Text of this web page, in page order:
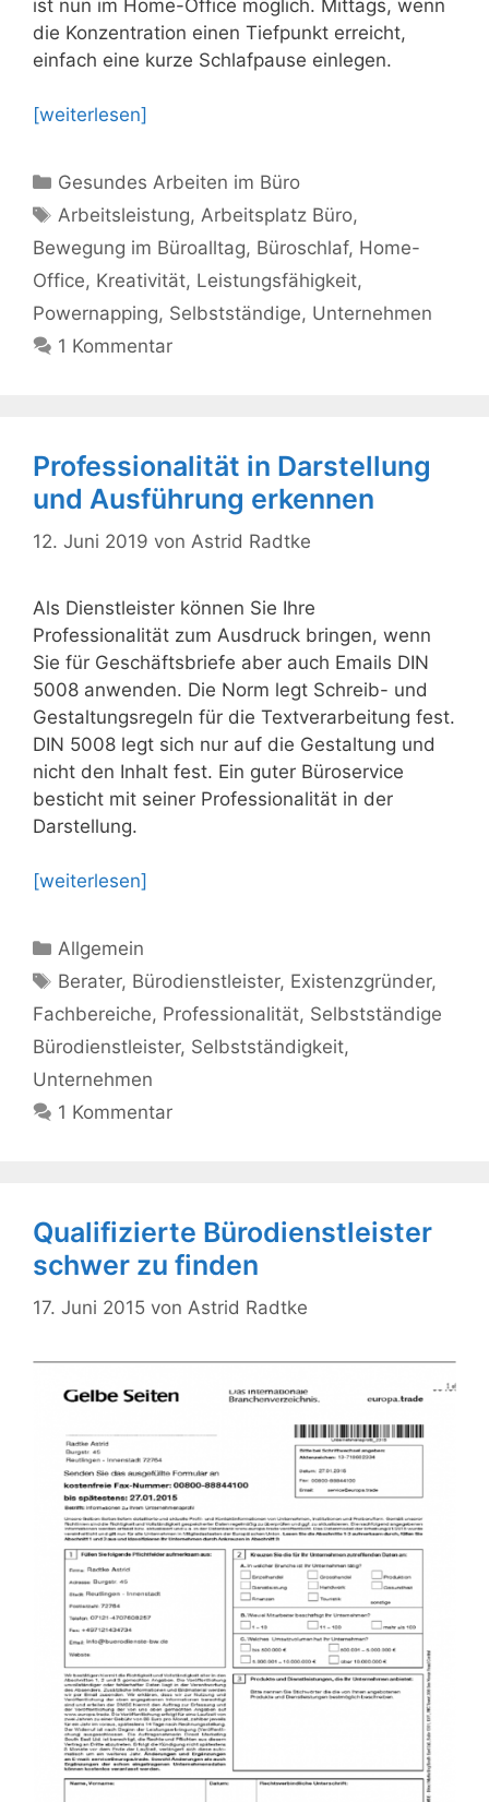
ist nun im Home-Office möglich. Mittags, wenn
die Konzentration einen Tiefpunkt erreicht,
einfach eine kurze Schlafpause einlegen.
[weiterlesen]
Kategorien
Gesundes Arbeiten im Büro
Schlagwörter
Arbeitsleistung,Arbeitsplatz Büro,
Bewegung im Büroalltag, Büroschlaf, Home-
Office, Kreativität, Leistungsfähigkeit,
Powernapping, Selbstständige, Unternehmen
1 Kommentar
Professionalität in Darstellung
und Ausführung erkennen
12. Juni 2019 von Astrid Radtke
Als Dienstleister können Sie Ihre
Professionalität zum Ausdruck bringen, wenn
Sie für Geschäftsbriefe aber auch Emails DIN
5008 anwenden. Die Norm legt Schreib- und
Gestaltungsregeln für die Textverarbeitung fest.
DIN 5008 legt sich nur auf die Gestaltung und
nicht den Inhalt fest. Ein guter Büroservice
besticht mit seiner Professionalität in der
Darstellung.
[weiterlesen]
Kategorien
Allgemein
Schlagwörter
Berater, Bürodienstleister, Existenzgründer,
Fachbereiche, Professionalität, Selbstständige
Bürodienstleister, Selbstständigkeit,
Unternehmen
1 Kommentar
Qualifizierte Bürodienstleister
schwer zu finden
17. Juni 2015 von Astrid Radtke